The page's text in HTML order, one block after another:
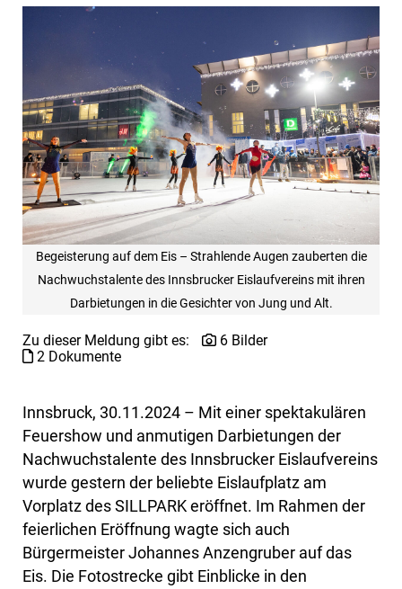
Begeisterung auf dem Eis – Strahlende Augen zauberten die
Nachwuchstalente des Innsbrucker Eislaufvereins mit ihren
Darbietungen in die Gesichter von Jung und Alt.
Zu dieser Meldung gibt es:
6 Bilder
2 Dokumente
Innsbruck, 30.11.2024 – Mit einer spektakulären
Feuershow und anmutigen Darbietungen der
Nachwuchstalente des Innsbrucker Eislaufvereins
wurde gestern der beliebte Eislaufplatz am
Vorplatz des SILLPARK eröffnet. Im Rahmen der
feierlichen Eröffnung wagte sich auch
Bürgermeister Johannes Anzengruber auf das
Eis. Die Fotostrecke gibt Einblicke in den